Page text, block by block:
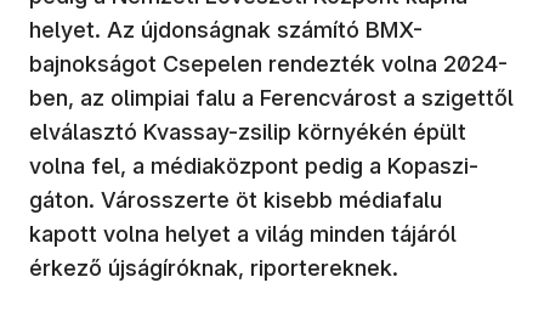
helyet. Az újdonságnak számító BMX-
bajnokságot Csepelen rendezték volna 2024-
ben, az olimpiai falu a Ferencvárost a szigettől
elválasztó Kvassay-zsilip környékén épült
volna fel, a médiaközpont pedig a Kopaszi-
gáton. Városszerte öt kisebb médiafalu
kapott volna helyet a világ minden tájáról
érkező újságíróknak, riportereknek.